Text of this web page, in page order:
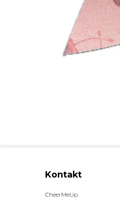
Kontakt
CheerMeUp